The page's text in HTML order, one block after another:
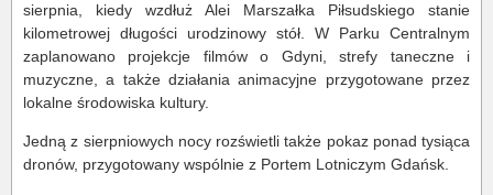
sierpnia, kiedy wzdłuż Alei Marszałka Piłsudskiego stanie
kilometrowej długości urodzinowy stół. W Parku Centralnym
zaplanowano projekcje filmów o Gdyni, strefy taneczne i
muzyczne, a także działania animacyjne przygotowane przez
lokalne środowiska kultury.
Jedną z sierpniowych nocy rozświetli także pokaz ponad tysiąca
dronów, przygotowany wspólnie z Portem Lotniczym Gdańsk.